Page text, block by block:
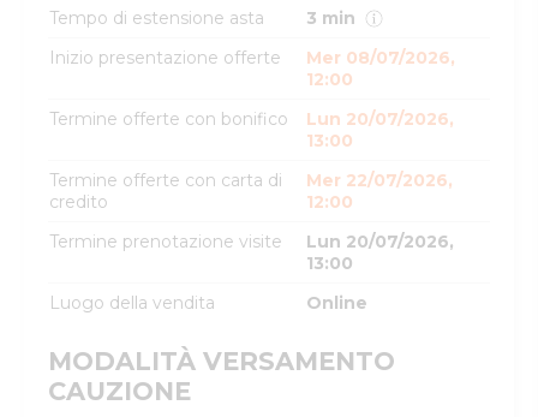
Tempo di estensione asta
3 min
Inizio presentazione offerte
Mer 08/07/2026,
12:00
Termine offerte con bonifico
Lun 20/07/2026,
13:00
Termine offerte con carta di
credito
Mer 22/07/2026,
12:00
Termine prenotazione visite
Lun 20/07/2026,
13:00
Luogo della vendita
Online
MODALITÀ VERSAMENTO
CAUZIONE